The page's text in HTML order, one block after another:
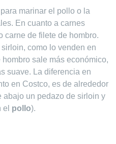
marinar el pollo o la
En cuanto a carnes
carne de filete de hombro.
como lo venden en
sale más económico,
suave. La diferencia en
en Costco, es de alrededor
abajo un pedazo de sirloin y
pollo).